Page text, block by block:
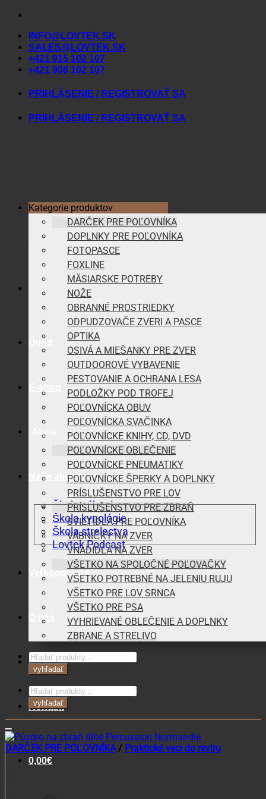
Skip
contentINFO@LOVTEK.SK
SALES@LOVTEK.SK
+421 915 102 107
+421 908 102 107
PRIHLÁSENIE / REGISTROVAŤ SA
PRIHLÁSENIE / REGISTROVAŤ SA
Akcie
Naše aktivity
Škola vábenia
Škola kynológie
Škola strelectva
Lovtek Podcast
Veľkoobchod
O nás
Blog
Kontakt
0,00€
Kategorie produktov
DARČEK PRE POĽOVNÍKA
DOPLNKY PRE POĽOVNÍKA
FOTOPASCE
FOXLINE
MÄSIARSKE POTREBY
NOŽE
OBRANNÉ PROSTRIEDKY
ODPUDZOVAČE ZVERI A PASCE
OPTIKA
OSIVÁ A MIEŠANKY PRE ZVER
OUTDOOROVÉ VYBAVENIE
PESTOVANIE A OCHRANA LESA
PODLOŽKY POD TROFEJ
POĽOVNÍCKA OBUV
POĽOVNÍCKA SVAČINKA
POĽOVNÍCKE KNIHY, CD, DVD
POĽOVNÍCKE OBLEČENIE
POĽOVNÍCKE PNEUMATIKY
POĽOVNÍCKE ŠPERKY A DOPLNKY
PRÍSLUŠENSTVO PRE LOV
PRÍSLUŠENSTVO PRE ZBRAŇ
SVIETIDLÁ PRE POĽOVNÍKA
VÁBNIČKY NA ZVER
VNADIDLÁ NA ZVER
VŠETKO NA SPOLOČNÉ POĽOVAČKY
VŠETKO POTREBNÉ NA JELENIU RUJU
VŠETKO PRE LOV SRNCA
VŠETKO PRE PSA
VYHRIEVANÉ OBLEČENIE A DOPLNKY
ZBRANE A STRELIVO
Products
search
vyhľadať
Products
search
vyhľadať
DARČEK PRE POĽOVNÍKA / Praktické veci do revíru